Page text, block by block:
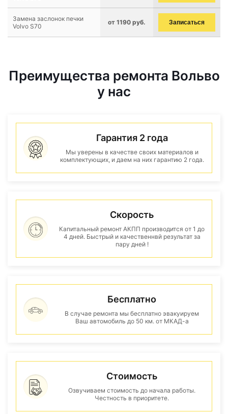
Замена заслонок печки
Volvo S70
от 1190 руб. Записаться
Преимущества ремонта Вольво
у нас
Гарантия 2 года
Мы уверены в качестве своих материалов и
комплектующих, и даем на них гарантию 2 года.
Скорость
Капитальный ремонт АКПП производится от 1 до
4 дней. Быстрый и качественнвй результат за
пару дней !
Бесплатно
В случае ремонта мы бесплатно эвакуируем
Ваш автомобиль до 50 км. от МКАД-а
Стоимость
Озвучиваем стоимость до начала работы.
Честность в приоритете.